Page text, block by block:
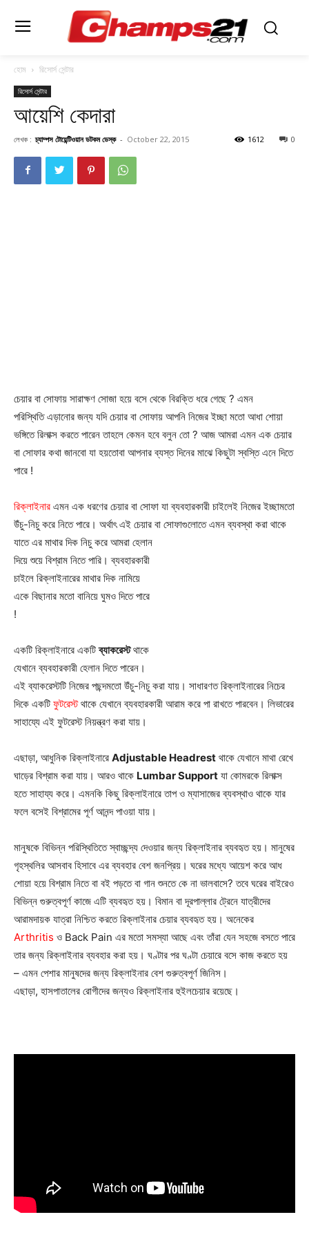
হোম রিসোর্স সেন্টার
রিসোর্স সেন্টার
আয়েশি কেদারা
লেখক : চ্যাম্পস টোয়েন্টিওয়ান ডটকম ডেস্ক - October 22, 2015 0
1612
চেয়ার বা সোফায় সারাক্ষণ সোজা হয়ে বসে থেকে বিরক্তি ধরে গেছে ? এমন
পরিস্থিতি এড়ানোর জন্য যদিচেয়ার বা সোফায় আপনি নিজের ইচ্ছা মতো আধা শোয়া
ভঙ্গিতে রিলাক্স করতে পারেন তাহলে কেমন হবে বলুন তো ? আজ আমরা এমন এক চেয়ার
বা সোফার কথা জানবো যা হয়তোবা আপনার ব্যস্ত দিনের মাঝে কিছুটা স্বস্তি এনে দিতে
পারে !
রিক্লাইনার এমন এক ধরণের চেয়ার বা সোফা যা ব্যবহারকারী চাইলেই নিজের ইচ্ছামতো
উঁচু-নিচু করে নিতে পারে। অর্থাৎ এই চেয়ার বা সোফাগুলোতে এমনব্যবস্থা করা থাকে
যাতে এর মাথার দিক নিচু করে আমরা হেলান
দিয়ে শুয়ে বিশ্রাম নিতে পারি। ব্যবহারকারী
চাইলে রিক্লাইনারের মাথার দিক নামিয়ে
একে বিছানার মতো বানিয়ে ঘুমও দিতে পারে
!
একটি রিক্লাইনারে একটিব্যাকরেস্টথাকে
যেখানে ব্যবহারকারী হেলান দিতে পারেন।
এই ব্যাকরেস্টটি নিজের পছন্দমতো উঁচু-নিচু করা যায়। সাধারণত রিক্লাইনারের নিচের
দিকে একটি ফুটরেস্টথাকে যেখানে ব্যবহারকারী আরাম করে পা রাখতে পারবেন। লিভারের
সাহায্যে এই ফুটরেস্ট নিয়ন্ত্রণ করা যায়।
এছাড়া, আধুনিক রিক্লাইনারে Adjustable Headrest থাকে যেখানে মাথা রেখে
ঘাড়ের বিশ্রাম করা যায়। আরও থাকে Lumbar Support যা কোমরকে রিলাক্স
হতে সাহায্য করে। এমনকি কিছু রিক্লাইনারে তাপ ও ম্যাসাজের ব্যবস্থাও থাকে যার
ফলে বসেই বিশ্রামের পূর্ণ আনন্দ পাওয়া যায়।
মানুষকে বিভিন্ন পরিস্থিতিতে স্বাচ্ছন্দ্য দেওয়ার জন্য রিক্লাইনার ব্যবহৃত হয়। মানুষের
গৃহস্থলির আসবাব হিসাবে এর ব্যবহার বেশ জনপ্রিয়। ঘরের মধ্যে আয়েশ করে আধ
শোয়া হয়ে বিশ্রাম নিতে বা বই পড়তে বা গান শুনতে কে না ভালবাসে? তবে ঘরের বাইরেও
বিভিন্ন গুরুত্বপূর্ণ কাজে এটি ব্যবহৃত হয়। বিমান বা দূরপাল্লার ট্রেনে যাত্রীদের
আরামদায়ক যাত্রা নিশ্চিত করতে রিক্লাইনার চেয়ার ব্যবহৃত হয়। অনেকের
Arthritis ও Back Pain এর মতো সমস্যা আছে এবং তাঁরা যেন সহজে বসতে পারে
তার জন্য রিক্লাইনার ব্যবহার করা হয়। ঘণ্টার পর ঘণ্টা চেয়ারে বসে কাজ করতে হয়
– এমন পেশার মানুষদের জন্য রিক্লাইনার বেশ গুরুত্বপূর্ণ জিনিস।
এছাড়া, হাসপাতালের রোগীদের জন্যও রিক্লাইনার হুইলচেয়ার রয়েছে।